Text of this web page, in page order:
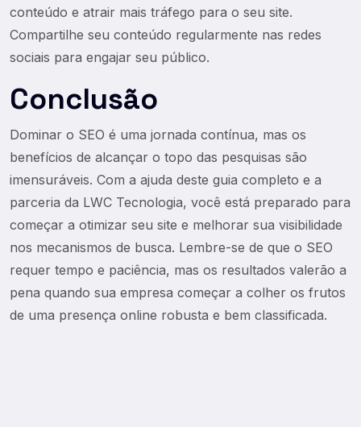
conteúdo e atrair mais tráfego para o seu site.
Compartilhe seu conteúdo regularmente nas redes
sociais para engajar seu público.
Conclusão
Dominar o SEO é uma jornada contínua, mas os
benefícios de alcançar o topo das pesquisas são
imensuráveis. Com a ajuda deste guia completo e a
parceria da LWC Tecnologia, você está preparado para
começar a otimizar seu site e melhorar sua visibilidade
nos mecanismos de busca. Lembre-se de que o SEO
requer tempo e paciência, mas os resultados valerão a
pena quando sua empresa começar a colher os frutos
de uma presença online robusta e bem classificada.